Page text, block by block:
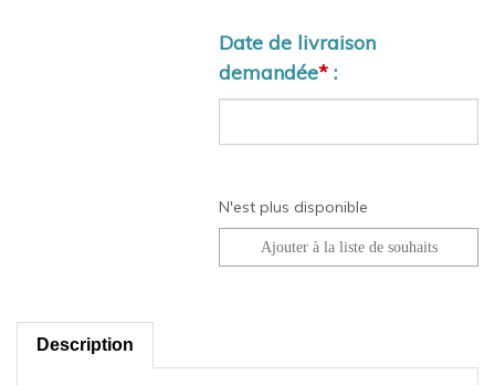
Date de livraison
demandée*:
N'est plus disponible
Description